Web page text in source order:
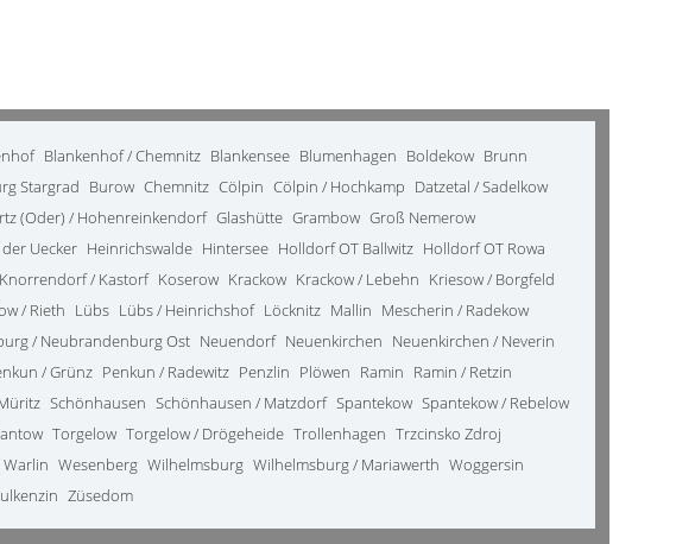
Blankenhof / Chemnitz Blankensee Blumenhagen Boldekow Brunn
Stargrad Burow Chemnitz Cölpin Cölpin / Hochkamp Datzetal / Sadelkow
(Oder) / Hohenreinkendorf Glashütte Grambow Groß Nemerow
Uecker Heinrichswalde Hintersee Holldorf OT Ballwitz Holldorf OT Rowa
Knorrendorf / Kastorf Koserow Krackow Krackow / Lebehn Kriesow / Borgfeld
/ Rieth Lübs Lübs / Heinrichshof Löcknitz Mallin Mescherin / Radekow
/ Neubrandenburg Ost Neuendorf Neuenkirchen Neuenkirchen / Neverin
/ Grünz Penkun / Radewitz Penzlin Plöwen Ramin Ramin / Retzin
Schönhausen Schönhausen / Matzdorf Spantekow Spantekow / Rebelow
Torgelow Torgelow / Drögeheide Trollenhagen Trzcinsko Zdroj
Warlin Wesenberg Wilhelmsburg Wilhelmsburg / Mariawerth Woggersin
Züsedom